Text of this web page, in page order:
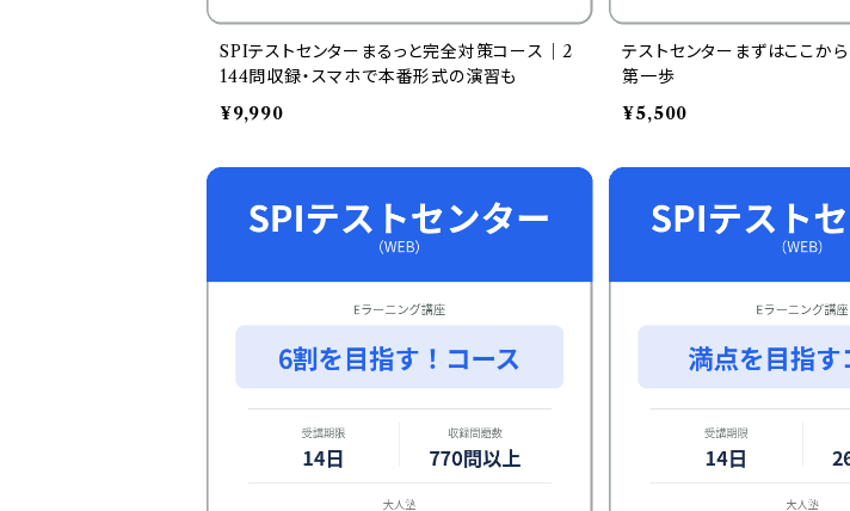
SPIテストセンターまるっと完全対策コース｜2
144問収録・スマホで本番形式の演習も
¥9,990
テストセンターまずはここか
第一歩
¥5,500